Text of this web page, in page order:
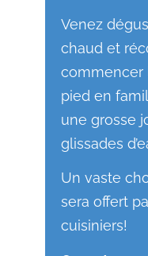
Venez
chaud et
commencer
pied en
une grosse
glissades
Un vaste
sera offert
cuisiniers!